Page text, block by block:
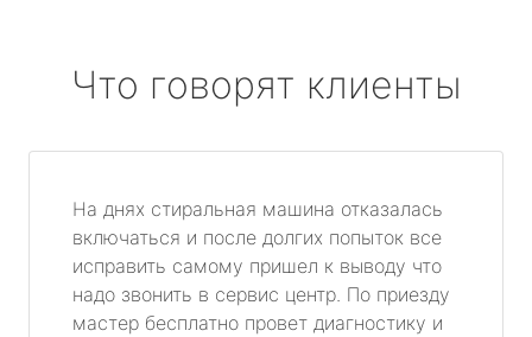
Что говорят клиенты
На днях стиральная машина отказалась
включаться и после долгих попыток все
исправить самому пришел к выводу что
надо звонить в сервис центр. По приезду
мастер бесплатно провет диагностику и